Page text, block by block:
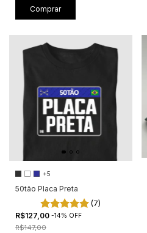
Comprar
+5
50tão Placa Preta
(7)
R$127,00 -14% OFF
R$147,00